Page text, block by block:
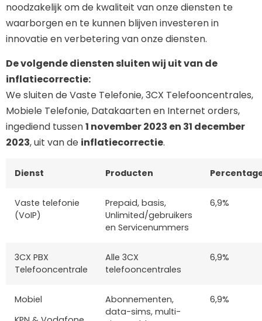
noodzakelijk om de kwaliteit van onze diensten te
waarborgen en te kunnen blijven investeren in
innovatie en verbetering van onze diensten.
De volgende diensten sluiten wij uit van de
inflatiecorrectie:
We sluiten de Vaste Telefonie, 3CX Telefooncentrales,
Mobiele Telefonie, Datakaarten en Internet orders,
ingediend tussen1 november 2023 en 31 december
2023, uit van de inflatiecorrectie.
Dienst Producten
Vaste telefonie
(VoIP)
Prepaid, basis,
Unlimited/gebruikers
en Servicenummers
6,9%
3CX PBX
Telefooncentrale
Alle 3CX
telefooncentrales
6,9%
Mobiel
Abonnementen,
data-sims, multi-
6,9%